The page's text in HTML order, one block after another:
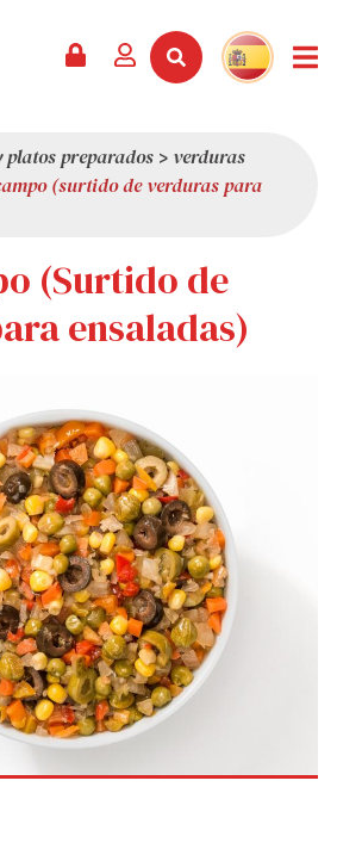
platos preparados > verduras
(surtido de verduras para
(Surtido de
ensaladas)